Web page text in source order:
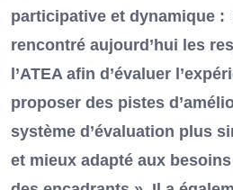
participative et dynamique :
rencontré aujourd’hui les
l’ATEA afin d’évaluer
proposer des pistes
système d’évaluation plus
et mieux adapté aux